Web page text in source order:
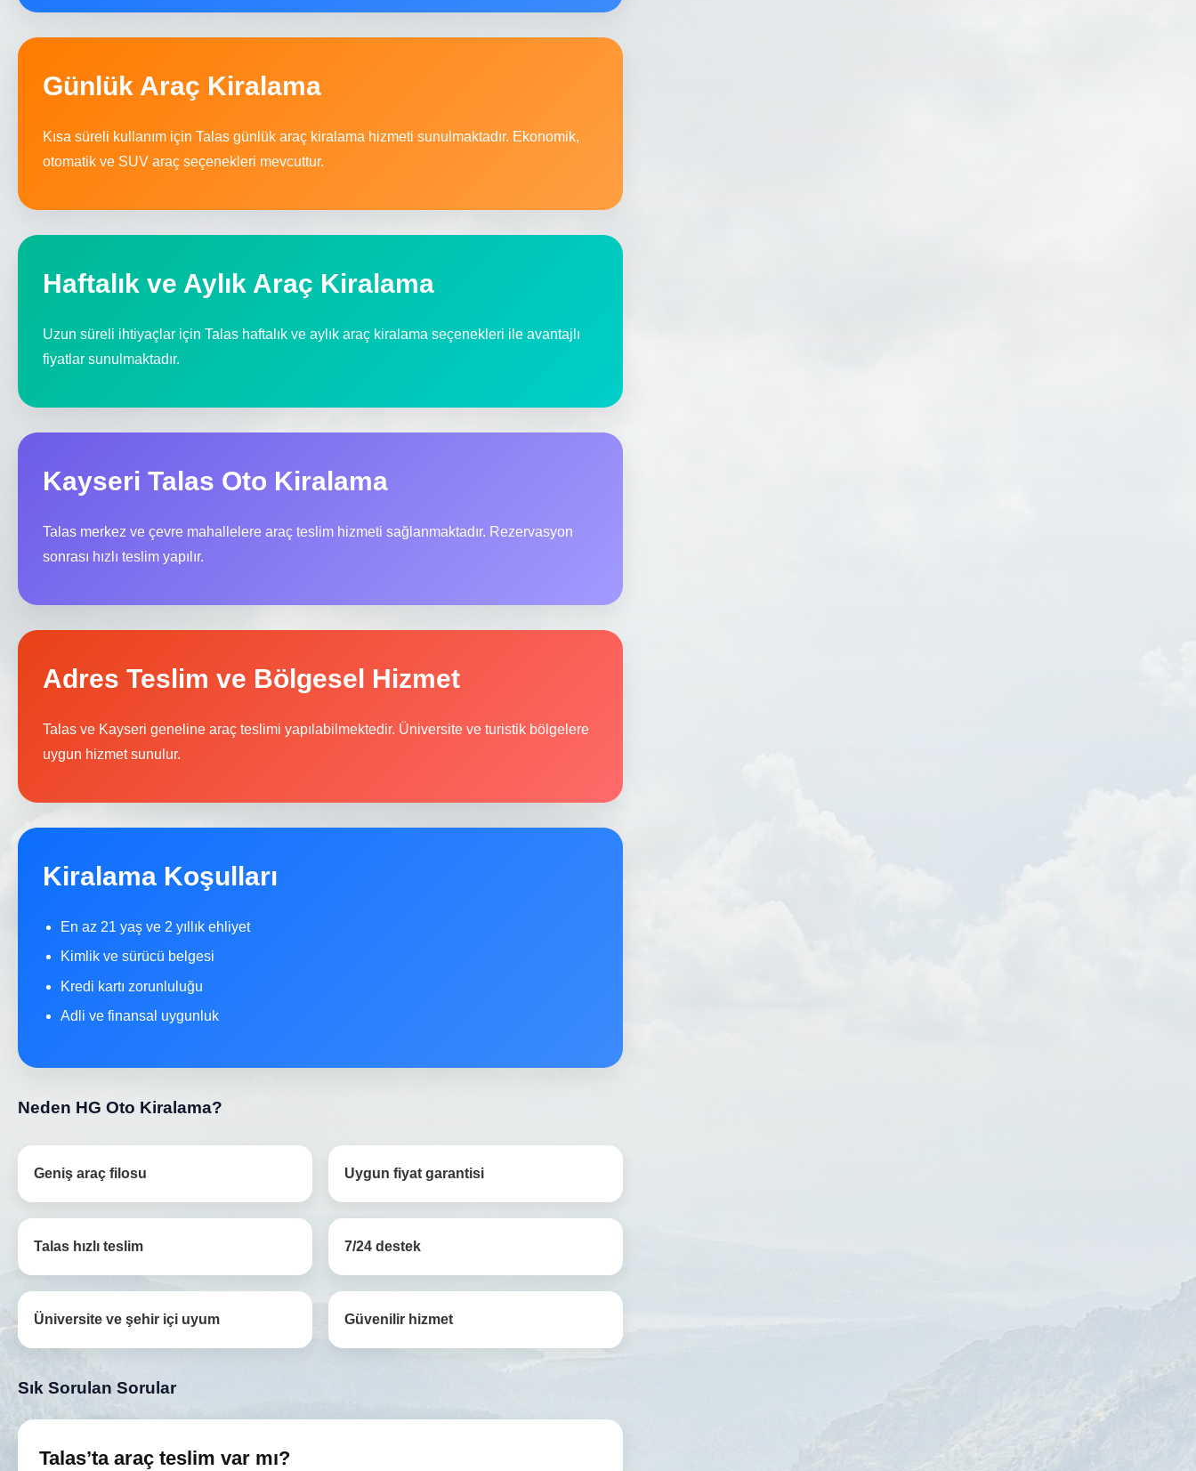
Günlük Araç Kiralama
Kısa süreli kullanım için Talas günlük araç kiralama hizmeti sunulmaktadır. Ekonomik,
otomatik ve SUV araç seçenekleri mevcuttur.
Haftalık ve Aylık Araç Kiralama
Uzun süreli ihtiyaçlar için Talas haftalık ve aylık araç kiralama seçenekleri ile avantajlı
fiyatlar sunulmaktadır.
Kayseri Talas Oto Kiralama
Talas merkez ve çevre mahallelere araç teslim hizmeti sağlanmaktadır. Rezervasyon
sonrası hızlı teslim yapılır.
Adres Teslim ve Bölgesel Hizmet
Talas ve Kayseri geneline araç teslimi yapılabilmektedir. Üniversite ve turistik bölgelere
uygun hizmet sunulur.
Kiralama Koşulları
En az 21 yaş ve 2 yıllık ehliyet
Kimlik ve sürücü belgesi
Kredi kartı zorunluluğu
Adli ve finansal uygunluk
Neden HG Oto Kiralama?
Geniş araç filosu Uygun fiyat garantisi
Talas hızlı teslim 7/24 destek
Üniversite ve şehir içi uyum Güvenilir hizmet
Sık Sorulan Sorular
Talas’ta araç teslim var mı?